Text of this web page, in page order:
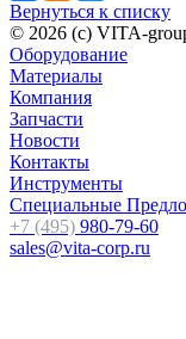
Вернуться к списку
© 2026 (c) VITA-
Оборудование
Материалы
Компания
Запчасти
Новости
Контакты
Инструменты
Специальные
+7 (495) 980-79-60
sales@vita-corp.ru